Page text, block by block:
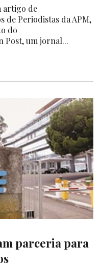
artigo de
de Periodistas da APM,
do
Post, um jornal...
parceria para